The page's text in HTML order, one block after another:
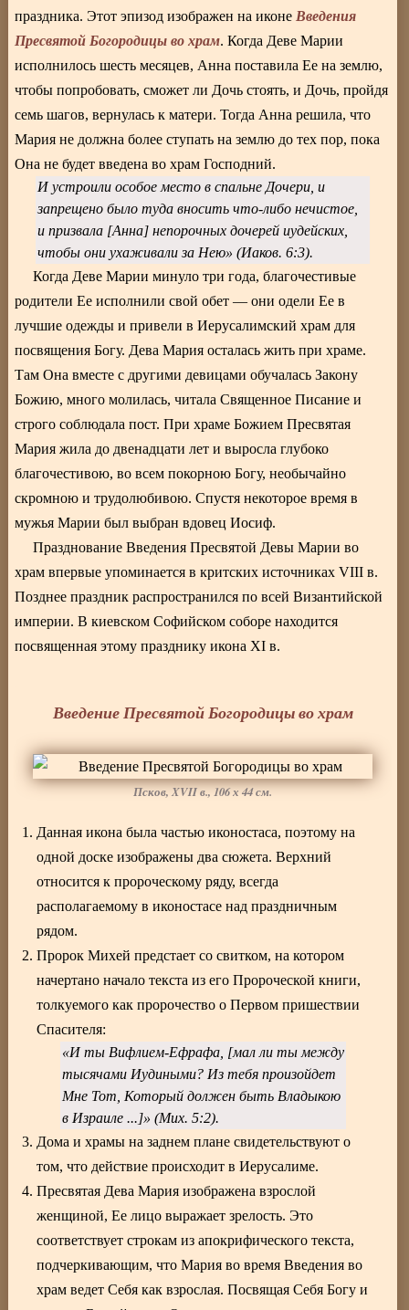
праздника. Этот эпизод изображен на иконе Введения
Пресвятой Богородицы во храм. Когда Деве Марии
исполнилось шесть месяцев, Анна поставила Ее на землю,
чтобы попробовать, сможет ли Дочь стоять, и Дочь, пройдя
семь шагов, вернулась к матери. Тогда Анна решила, что
Мария не должна более ступать на землю до тех пор, пока
Она не будет введена во храм Господний.
И устроили особое место в спальне Дочери, и
запрещено было туда вносить что-либо нечистое,
и призвала [Анна] непорочных дочерей иудейских,
чтобы они ухаживали за Нею» (Иаков. 6:3).
Когда Деве Марии минуло три года, благочестивые
родители Ее исполнили свой обет — они одели Ее в
лучшие одежды и привели в Иерусалимский храм для
посвящения Богу. Дева Мария осталась жить при храме.
Там Она вместе с другими девицами обучалась Закону
Божию, много молилась, читала Священное Писание и
строго соблюдала пост. При храме Божием Пресвятая
Мария жила до двенадцати лет и выросла глубоко
благочестивою, во всем покорною Богу, необычайно
скромною и трудолюбивою. Спустя некоторое время в
мужья Марии был выбран вдовец Иосиф.
Празднование Введения Пресвятой Девы Марии во
храм впервые упоминается в критских источниках VIII в.
Позднее праздник распространился по всей Византийской
империи. В киевском Софийском соборе находится
посвященная этому празднику икона XI в.
Введение Пресвятой Богородицы во храм
Псков, XVII в., 106 х 44 см.
Данная икона была частью иконостаса, поэтому на
одной доске изображены два сюжета. Верхний
относится к пророческому ряду, всегда
располагаемому в иконостасе над праздничным
рядом.
Пророк Михей предстает со свитком, на котором
начертано начало текста из его Пророческой книги,
толкуемого как пророчество о Первом пришествии
Спасителя:
«И ты Вифлием-Ефрафа, [мал ли ты между
тысячами Иудиными? Из тебя произойдет
Мне Тот, Который должен быть Владыкою
в Израиле ...]» (Мих. 5:2).
Дома и храмы на заднем плане свидетельствуют о
том, что действие происходит в Иерусалиме.
Пресвятая Дева Мария изображена взрослой
женщиной, Ее лицо выражает зрелость. Это
соответствует строкам из апокрифического текста,
подчеркивающим, что Мария во время Введения во
храм ведет Себя как взрослая. Посвящая Себя Богу и